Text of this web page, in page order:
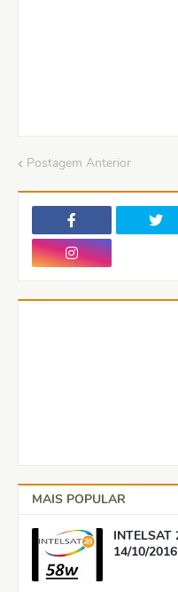
Postagem Anterior
MAIS POPULAR
14/10/2016